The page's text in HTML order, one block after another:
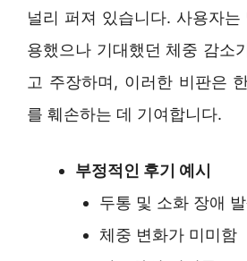
널리 퍼져 있습니다. 사용자
용했으나 기대했던 체중 감소
고 주장하며, 이러한 비판은
를 훼손하는 데 기여합니다.
부정적인 후기 예시
두통 및 소화 장애
체중 변화가 미미함